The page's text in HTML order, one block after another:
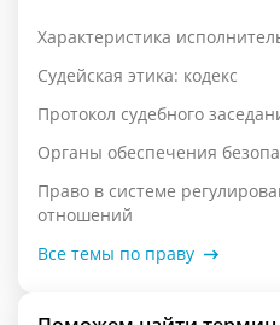
Характеристика
Судейская этика: кодекс
Протокол судебного
Органы обеспечения
Право в системе
отношений
Все темы по праву